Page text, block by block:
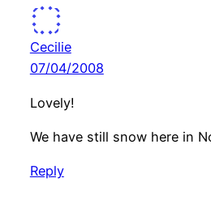
Cecilie
07/04/2008
Lovely!
We have still snow here in
Reply